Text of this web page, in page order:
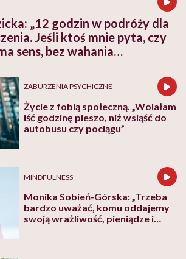
„12 godzin w podróży dla
Jeśli ktoś mnie pyta, czy
sens, bez wahania
ZABURZENIA PSYCHICZNE
Życie z fobią społeczną. „Wolałam
iść godzinę pieszo, niż wsiąść do
autobusu czy pociągu”
MINDFULNESS
Monika Sobień-Górska: „Trzeba
bardzo uważać, komu oddajemy
swoją wrażliwość, pieniądze i